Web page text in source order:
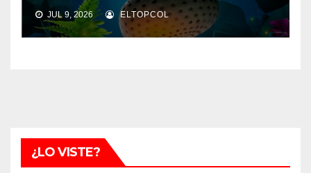
JUL 9, 2026 ELTOPCOL
¿LO VISTE?